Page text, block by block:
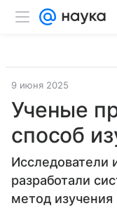
9 июня 2025
Ученые
способ
Исследователи
разработали
метод